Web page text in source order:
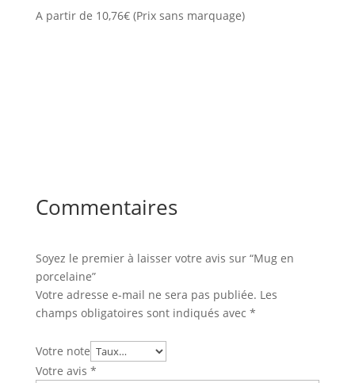
A partir de 10,76€(Prix sans marquage)
Commentaires
Soyez le premier à laisser votre avis sur “Mug en
porcelaine”
Votre adresse e-mail ne sera pas publiée. Les
champs obligatoires sont indiqués avec *
Votre note
Votre avis *